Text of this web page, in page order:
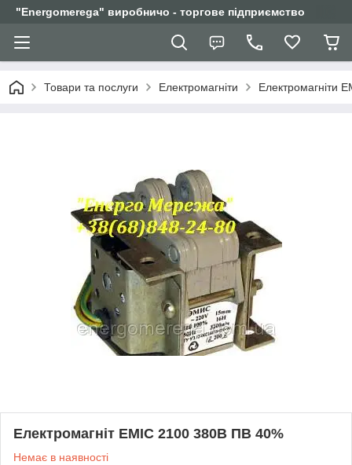
"Еnergomerega" виробничо - торгове підприємство
Товари та послуги Електромагніти Електромагніти
Електромагніт ЕМІС 2100 380В ПВ 40%
Немає в наявності